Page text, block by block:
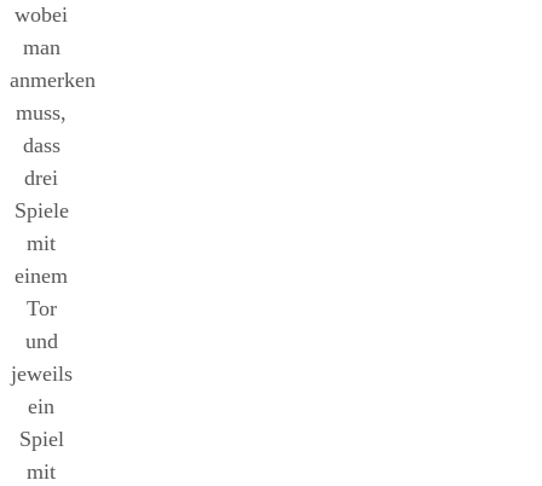
wobei
man
anmerken
muss,
dass
drei
Spiele
mit
einem
Tor
und
jeweils
ein
Spiel
mit